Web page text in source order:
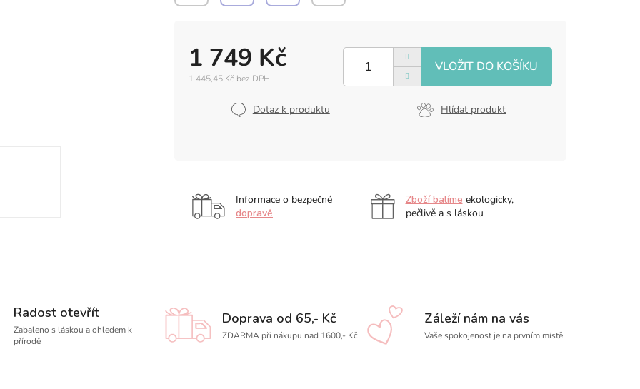
1 749 Kč
1 445,45 Kč bez DPH
Dotaz k produktu Hlídat produkt
Informace o bezpečné
dopravě
Zboží balíme ekologicky,
pečlivě a s láskou
Radost otevřít
Zabaleno s láskou a ohledem k
přírodě
Doprava od 65,- Kč
ZDARMA při nákupu nad 1600,- Kč
Záleží nám na vás
Vaše spokojenost je na prvním místě